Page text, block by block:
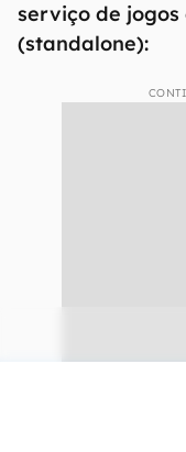
serviço de
(standalone):